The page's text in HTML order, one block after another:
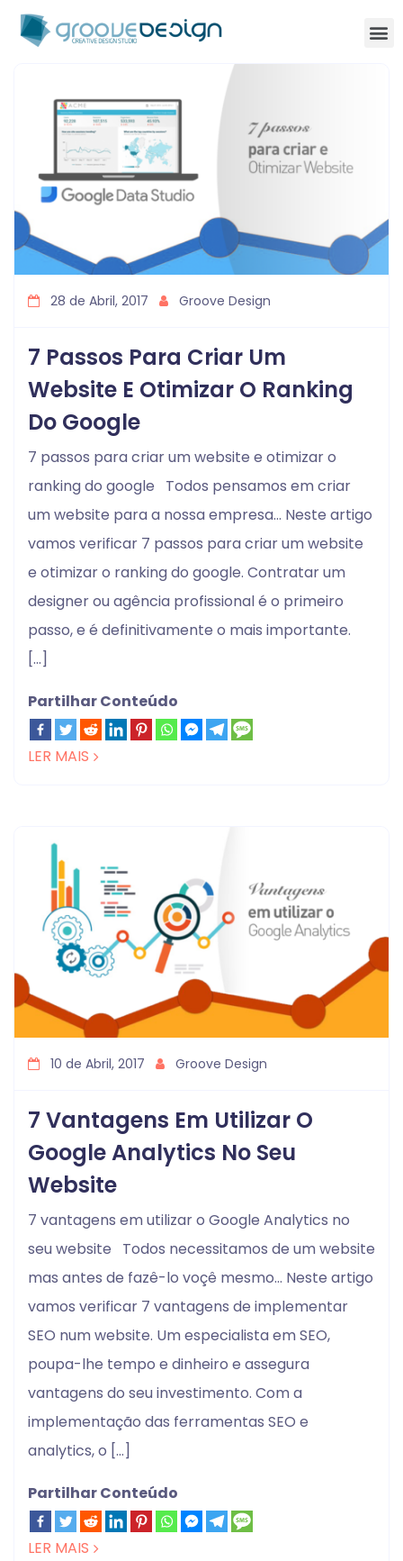
28 de Abril, 2017 Groove Design
7 Passos Para Criar Um
Website E Otimizar O Ranking
Do Google
7 passos para criar um website e otimizar o
ranking do google Todos pensamos em criar
um website para a nossa empresa… Neste artigo
vamos verificar 7 passos para criar um website
e otimizar o ranking do google. Contratar um
designer ou agência profissional é o primeiro
passo, e é definitivamente o mais importante.
[…]
Partilhar Conteúdo
LER MAIS
10 de Abril, 2017 Groove Design
7 Vantagens Em Utilizar O
Google Analytics No Seu
Website
7 vantagens em utilizar o Google Analytics no
seu website Todos necessitamos de um website
mas antes de fazê-lo voçê mesmo… Neste artigo
vamos verificar 7 vantagens de implementar
SEO num website. Um especialista em SEO,
poupa-lhe tempo e dinheiro e assegura
vantagens do seu investimento. Com a
implementação das ferramentas SEO e
analytics, o […]
Partilhar Conteúdo
LER MAIS